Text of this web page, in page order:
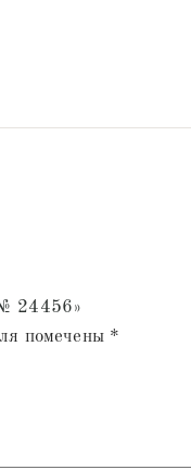
№ 24456»
помечены *